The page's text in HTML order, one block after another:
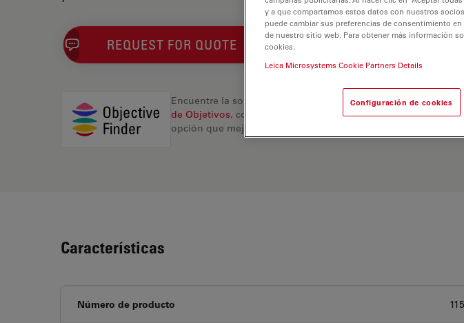
REQUEST FOR QUOTE
Encuentre la solución ideal. Explore nuestroBuscador
de Objetivos, compare alternativas y encuentre la
opción que mejor se adapte a sus necesidades.
Características
Número de producto
y a que compartamos estos datos con nuestros
puede cambiar sus preferencias de consentimiento
de nuestro sitio web. Para obtener más información
cookies.
Leica Microsystems Cookie Partners Details
Configuración de cookies